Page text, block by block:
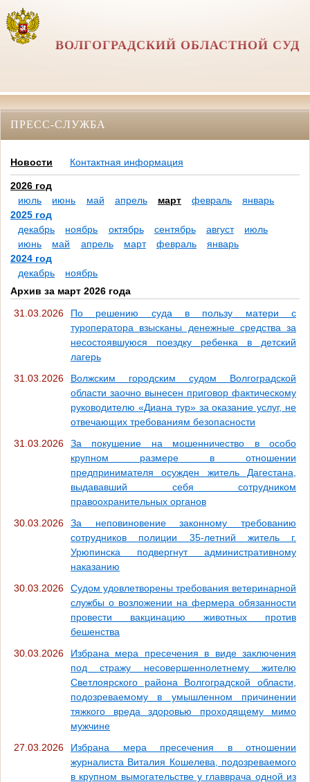
ВОЛГОГРАДСКИЙ ОБЛАСТНОЙ СУД
ПРЕСС-СЛУЖБА
Новости Контактная информация
2026 год
июль
июнь май апрель март февраль
январь
2025 год
декабрь
ноябрь октябрь сентябрь август
июль
июнь
май апрель март февраль
январь
2024 год
декабрь
ноябрь
Архив за март 2026 года
31.03.2026
По решению суда в пользу матери с
туроператора взысканы денежные средства за
несостоявшуюся поездку ребенка в детский
лагерь
31.03.2026
Волжским городским судом Волгоградской
области заочно вынесен приговор фактическому
руководителю «Диана тур» за оказание услуг, не
отвечающих требованиям безопасности
31.03.2026
За покушение на мошенничество в особо
крупном размере в отношении
предпринимателя осужден житель Дагестана,
выдававший себя сотрудником
правоохранительных органов
30.03.2026
За неповиновение законному требованию
сотрудников полиции 35-летний житель г.
Урюпинска подвергнут административному
наказанию
30.03.2026
Судом удовлетворены требования ветеринарной
службы о возложении на фермера обязанности
провести вакцинацию животных против
бешенства
30.03.2026
Избрана мера пресечения в виде заключения
под стражу несовершеннолетнему жителю
Светлоярского района Волгоградской области,
подозреваемому в умышленном причинении
тяжкого вреда здоровью проходящему мимо
мужчине
27.03.2026
Избрана мера пресечения в отношении
журналиста Виталия Кошелева, подозреваемого
в крупном вымогательстве у главврача одной из